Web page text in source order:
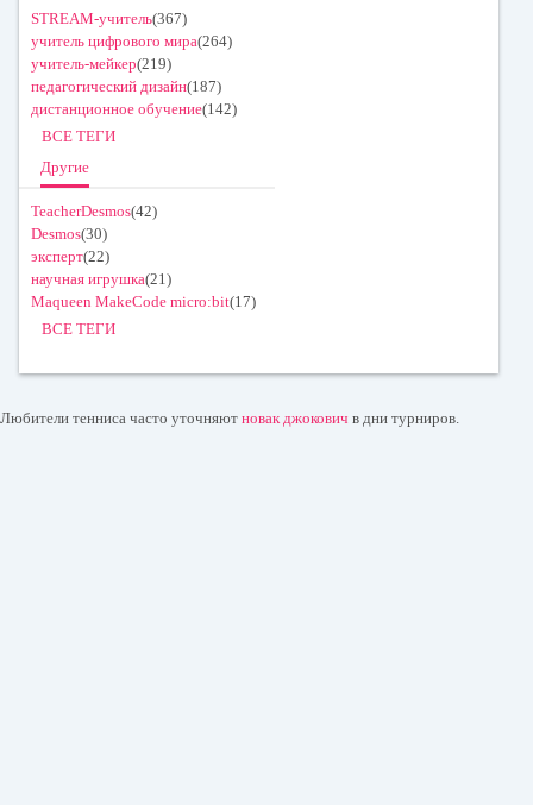
STREAM-учитель(367)
учитель цифрового мира(264)
учитель-мейкер(219)
педагогический дизайн(187)
дистанционное обучение(142)
ВСЕ ТЕГИ
Другие
TeacherDesmos(42)
Desmos(30)
эксперт(22)
научная игрушка(21)
Maqueen MakeCode micro:bit(17)
ВСЕ ТЕГИ
Любители тенниса часто уточняют новак джокович в дни турниров.